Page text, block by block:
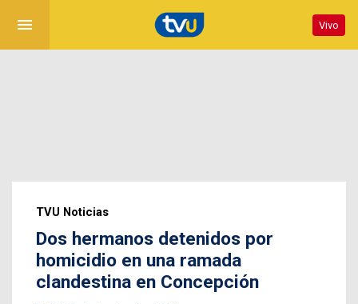
menu Vivo
TVU Noticias
Dos hermanos detenidos por
homicidio en una ramada
clandestina en Concepción